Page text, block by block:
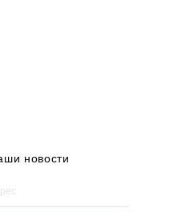
новости